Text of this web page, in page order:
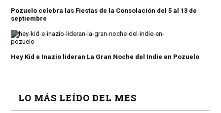
Pozuelo celebra las Fiestas de la Consolación del 5 al 13 de
septiembre
Hey Kid e Inazio lideran La Gran Noche del Indie en Pozuelo
LO MÁS LEÍDO DEL MES